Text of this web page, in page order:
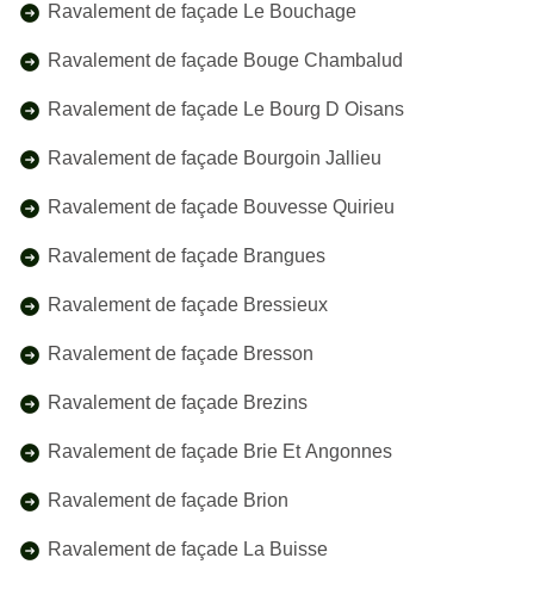
Ravalement de façade Le Bouchage
Ravalement de façade Bouge Chambalud
Ravalement de façade Le Bourg D Oisans
Ravalement de façade Bourgoin Jallieu
Ravalement de façade Bouvesse Quirieu
Ravalement de façade Brangues
Ravalement de façade Bressieux
Ravalement de façade Bresson
Ravalement de façade Brezins
Ravalement de façade Brie Et Angonnes
Ravalement de façade Brion
Ravalement de façade La Buisse